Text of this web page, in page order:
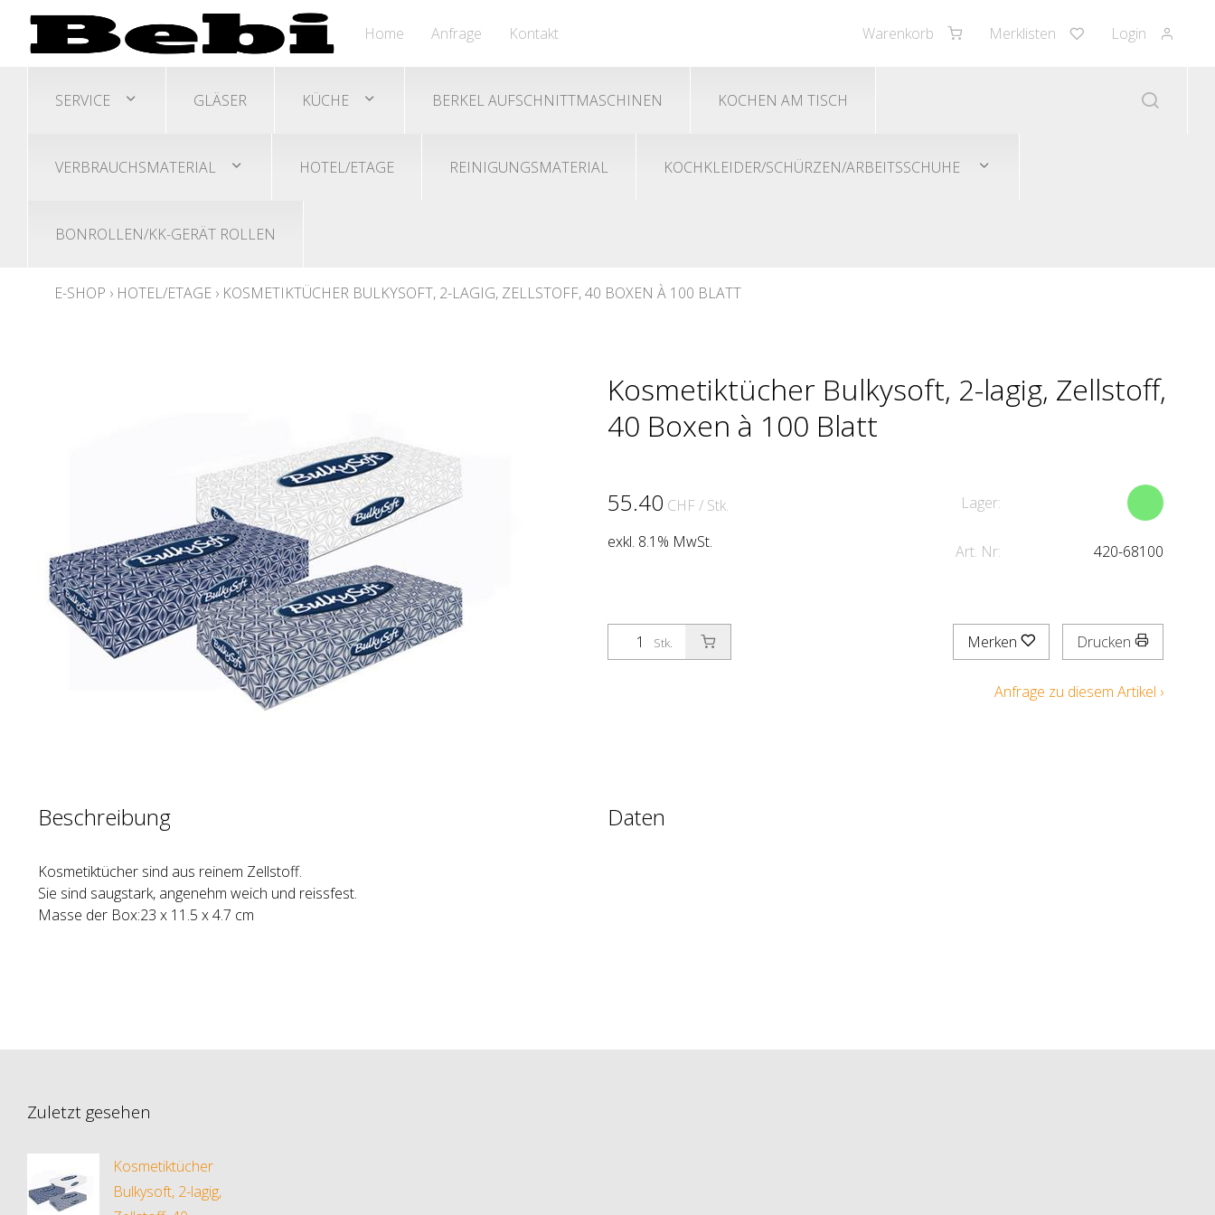
Warenkorb Merklisten Login
Home Anfrage Kontakt
SERVICE GLÄSER KÜCHE BERKEL AUFSCHNITTMASCHINEN KOCHEN AM TISCH
VERBRAUCHSMATERIAL HOTEL/ETAGE REINIGUNGSMATERIAL KOCHKLEIDER/SCHÜRZEN/ARBEITSSCHUHE
BONROLLEN/KK-GERÄT ROLLEN
E-SHOP › HOTEL/ETAGE › KOSMETIKTÜCHER BULKYSOFT, 2-LAGIG, ZELLSTOFF, 40 BOXEN À 100 BLATT
Kosmetiktücher Bulkysoft, 2-lagig, Zellstoff,
40 Boxen à 100 Blatt
55.40 CHF / Stk.
exkl. 8.1% MwSt.
Lager:
Art. Nr: 420-68100
Stk. Merken Drucken
Anfrage zu diesem Artikel ›
Beschreibung
Kosmetiktücher sind aus reinem Zellstoff.
Sie sind saugstark, angenehm weich und reissfest.
Masse der Box:23 x 11.5 x 4.7 cm
Daten
Zuletzt gesehen
Kosmetiktücher
Bulkysoft, 2-lagig,